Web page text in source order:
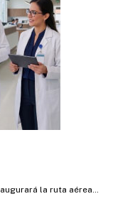
ruta aérea Armenia – Medellín